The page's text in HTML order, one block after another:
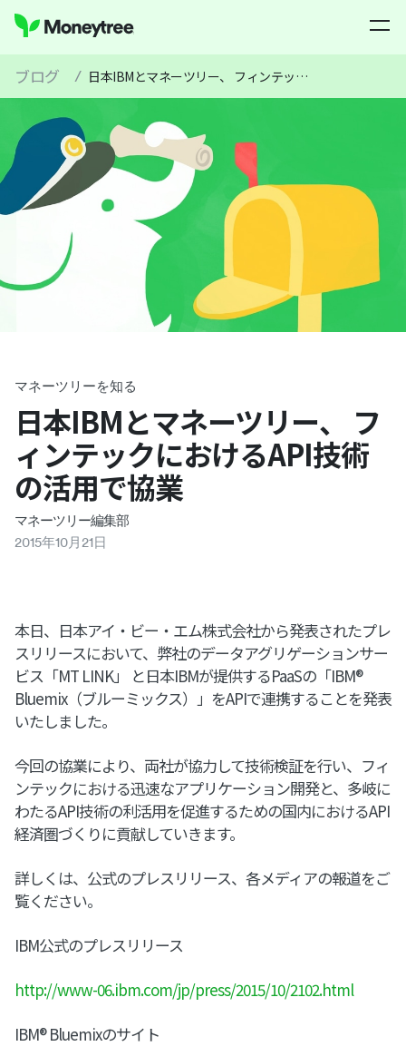
ブログ / 日本IBMとマネーツリー、 フィンテックにおけるAPI技術の活用で協業
マネーツリーを知る
日本IBMとマネーツリー、 フ
ィンテックにおけるAPI技術
の活用で協業
マネーツリー編集部
2015年10月 21日
本日、日本アイ・ビー・エム株式会社から発表されたプレ
スリリースにおいて、弊社のデータアグリゲーションサー
ビス「MT LINK」 と日本IBMが提供するPaaSの「IBM®
Bluemix（ブルーミックス）」をAPIで連携することを発表
いたしました。
今回の協業により、両社が協力して技術検証を行い、フィ
ンテックにおける迅速なアプリケーション開発と、多岐に
わたるAPI技術の利活用を促進するための国内におけるAPI
経済圏づくりに貢献していきます。
詳しくは、公式のプレスリリース、各メディアの報道をご
覧ください。
IBM公式のプレスリリース
http://www-06.ibm.com/jp/press/2015/10/2102.html
IBM® Bluemixのサイト